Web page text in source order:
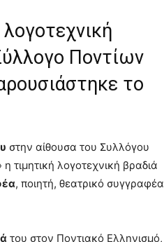
Ποντίων
το
στην αίθουσα του Συλλόγου
λογοτεχνική βραδιά
, ποιητή, θεατρικό συγγραφέα
του στον Ποντιακό Ελληνισμό,